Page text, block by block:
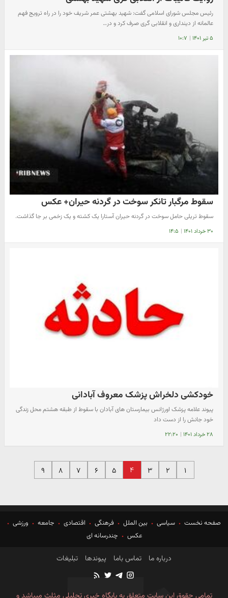
رئیس مجلس شورای اسلامی گفت: شهید بهشتی عمر شریف خود را در راه ترویج فهم
عالمانه از دینداری و انقلابی گری صرف کرد و در…
۵ تیر ۱۴۰۱ | ۱۰:۷
سقوط مرگبار تانکر سوخت در گردنه حیران+ عکس
سقوط تریلی حامل سوخت در گردنه حیران آستارا یک کشته و یک زخمی بر جا گذاشت.
۳۰ خرداد ۱۴۰۱ | ۱۴:۵
خودکشی دلخراش پزشک معروف آبادانی
پیوند علامه پزشک اورژانس بیمارستان های آبادان با سقوط از طبقه هشتم محل زندگی
خود جانش را از دست داد
۲۸ خرداد ۱۴۰۱ | ۲۲:۲۰
۱ ۲ ۳ ۴ ۵ ۶ ۷ ۸ ۹
صفحه نخست سیاسی بین الملل فرهنگی اقتصادی جامعه
ورزشی
عکس
چندرسانه ای
درباره ما تماس باما پیوندها تبلیغات